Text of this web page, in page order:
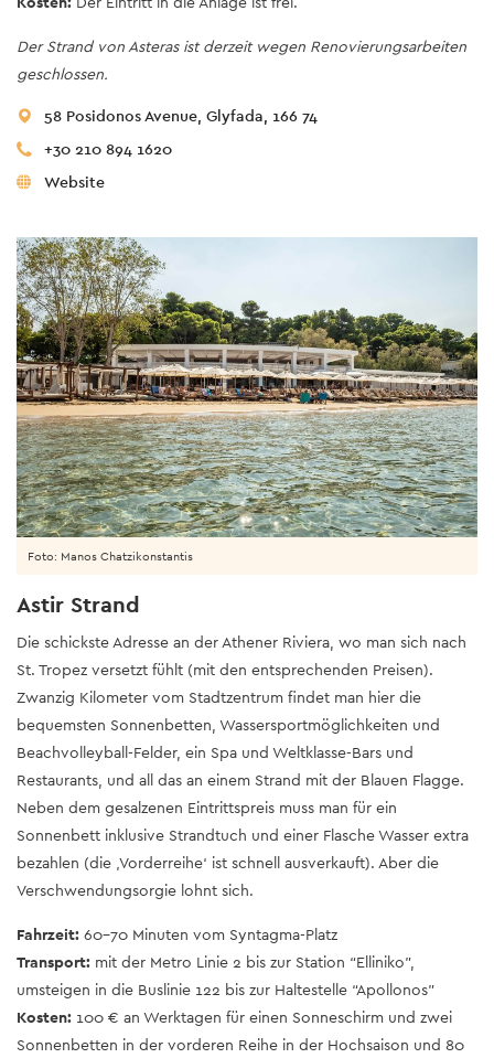
Der Strand von Asteras ist derzeit wegen Renovierungsarbeiten
geschlossen.
58 Posidonos Avenue, Glyfada, 166 74
+30 210 894 1620
Website
Astir Strand
Die schickste Adresse an der Athener Riviera, wo man sich nach
St. Tropez versetzt fühlt (mit den entsprechenden Preisen).
Zwanzig Kilometer vom Stadtzentrum findet man hier die
bequemsten Sonnenbetten, Wassersportmöglichkeiten und
Beachvolleyball-Felder, ein Spa und Weltklasse-Bars und
Restaurants, und all das an einem Strand mit der Blauen Flagge.
Neben dem gesalzenen Eintrittspreis muss man für ein
Sonnenbett inklusive Strandtuch und einer Flasche Wasser extra
bezahlen (die ‚Vorderreihe‘ ist schnell ausverkauft). Aber die
Verschwendungsorgie lohnt sich.
Fahrzeit: 60-70 Minuten vom Syntagma-Platz
Transport: mit der Metro Linie 2 bis zur Station “Elliniko”,
umsteigen in die Buslinie 122 bis zur Haltestelle “Apollonos”
Kosten: 100 € an Werktagen für einen Sonneschirm und zwei
Sonnenbetten in der vorderen Reihe in der Hochsaison und 80
Foto: Manos Chatzikonstantis